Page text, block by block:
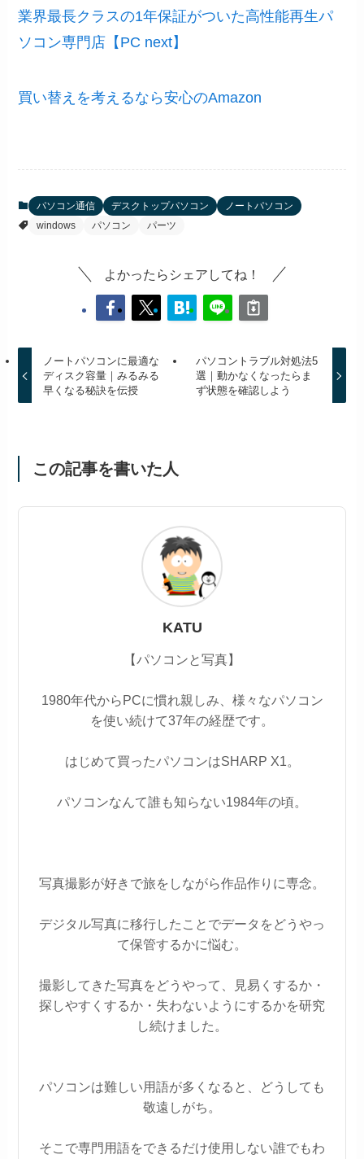
業界最長クラスの1年保証がついた高性能再生パ
ソコン専門店【PC next】
買い替えを考えるなら安心のAmazon
パソコン通信 デスクトップパソコン
ノートパソコン
windows
パソコン パーツ
よかったらシェアしてね！
ノートパソコンに最適な
ディスク容量｜みるみる
早くなる秘訣を伝授
パソコントラブル対処法5
選｜動かなくなったらま
ず状態を確認しよう
この記事を書いた人
KATU
【パソコンと写真】
1980年代からPCに慣れ親しみ、様々なパソコン
を使い続けて37年の経歴です。
はじめて買ったパソコンはSHARP X1。
パソコンなんて誰も知らない1984年の頃。
写真撮影が好きで旅をしながら作品作りに専念。
デジタル写真に移行したことでデータをどうやっ
て保管するかに悩む。
撮影してきた写真をどうやって、見易くするか・
探しやすくするか・失わないようにするかを研究
し続けました。
パソコンは難しい用語が多くなると、どうしても
敬遠しがち。
そこで専門用語をできるだけ使用しない誰でもわ